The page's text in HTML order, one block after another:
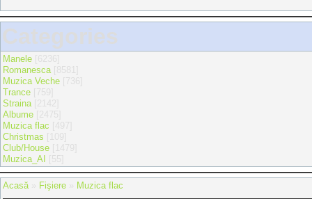
Categories
Manele
Romanesca
Muzica Veche
Trance
Straina
Albume
Muzica flac
Christmas
Club/House
Muzica_AI
Acasă» Fişiere Muzica flac